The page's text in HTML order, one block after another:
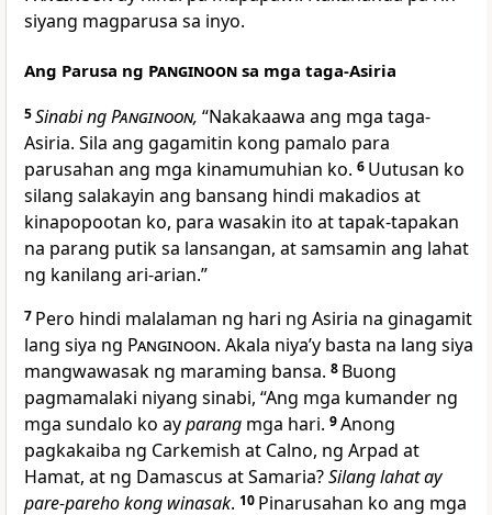
siyang magparusa sa inyo.
Ang Parusa ng Panginoon sa mga taga-Asiria
5Sinabi ngPanginoon, “Nakakaawa ang mga taga-
Asiria. Sila ang gagamitin kong pamalo para
parusahan ang mga kinamumuhian ko. 6 Uutusan ko
silang salakayin ang bansang hindi makadios at
kinapopootan ko, para wasakin ito at tapak-tapakan
na parang putik sa lansangan, at samsamin ang lahat
ng kanilang ari-arian.”
7 Pero hindi malalaman ng hari ng Asiria na ginagamit
lang siya ng Panginoon. Akala niyaʼy basta na lang siya
mangwawasak ng maraming bansa. 8 Buong
pagmamalaki niyang sinabi, “Ang mga kumander ng
mga sundalo ko ayparang mga hari. 9Anong
pagkakaiba ng Carkemish at Calno, ng Arpad at
Hamat, at ng Damascus at Samaria?Silang lahat ay
pare-pareho kong winasak. 10 Pinarusahan ko ang mga